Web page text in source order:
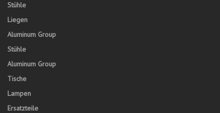
Stühle
Liegen
Aluminum Group
Stühle
Aluminum Group
Tische
Lampen
Ersatzteile